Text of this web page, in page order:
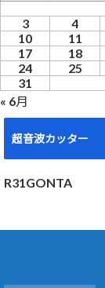
3
4
10
11
17
18
24
25
31
« 6月
超音波カッター
R31GONTA